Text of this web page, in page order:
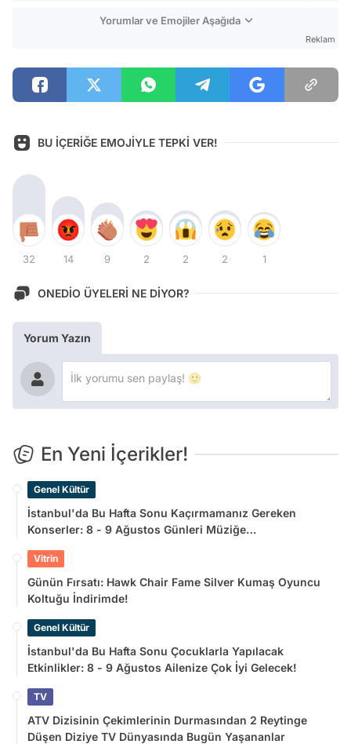
Yorumlar ve Emojiler Aşağıda
Reklam
BU İÇERİĞE EMOJİYLE TEPKİ VER!
32 14 9 2 2 2 1
ONEDİO ÜYELERİ NE DİYOR?
Yorum Yazın
En Yeni İçerikler!
Genel Kültür
İstanbul'da Bu Hafta Sonu Kaçırmamanız Gereken
Konserler: 8 - 9 Ağustos Günleri Müziğe
Vitrin
Günün Fırsatı: Hawk Chair Fame Silver Kumaş Oyuncu
Koltuğu İndirimde!
Genel Kültür
İstanbul'da Bu Hafta Sonu Çocuklarla Yapılacak
Etkinlikler: 8 - 9 Ağustos Ailenize Çok İyi Gelecek!
TV
ATV Dizisinin Çekimlerinin Durmasından 2 Reytinge
Düşen Diziye TV Dünyasında Bugün Yaşananlar